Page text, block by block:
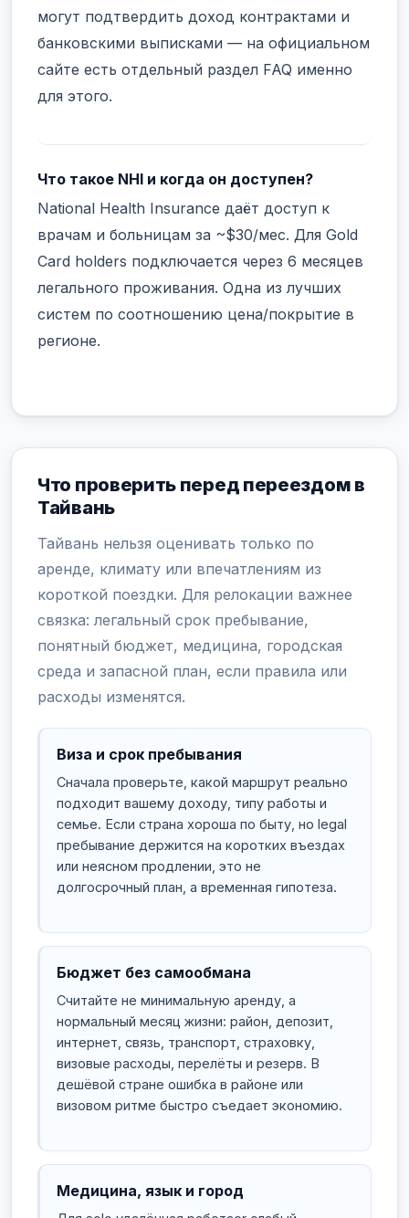
могут подтвердить доход контрактами и
банковскими выписками — на официальном
сайте есть отдельный раздел FAQ именно
для этого.
Что такое NHI и когда он доступен?
National Health Insurance даёт доступ к
врачам и больницам за ~$30/мес. Для Gold
Card holders подключается через 6 месяцев
легального проживания. Одна из лучших
систем по соотношению цена/покрытие в
регионе.
Что проверить перед переездом в
Тайвань
Тайвань нельзя оценивать только по
аренде, климату или впечатлениям из
короткой поездки. Для релокации важнее
связка: легальный срок пребывание,
понятный бюджет, медицина, городская
среда и запасной план, если правила или
расходы изменятся.
Виза и срок пребывания
Сначала проверьте, какой маршрут реально
подходит вашему доходу, типу работы и
семье. Если страна хороша по быту, но legal
пребывание держится на коротких въездах
или неясном продлении, это не
долгосрочный план, а временная гипотеза.
Бюджет без самообмана
Считайте не минимальную аренду, а
нормальный месяц жизни: район, депозит,
интернет, связь, транспорт, страховку,
визовые расходы, перелёты и резерв. В
дешёвой стране ошибка в районе или
визовом ритме быстро съедает экономию.
Медицина, язык и город